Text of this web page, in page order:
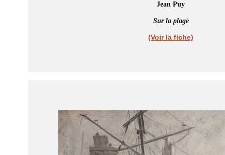
Jean Puy
Sur la plage
(Voir la fiche)